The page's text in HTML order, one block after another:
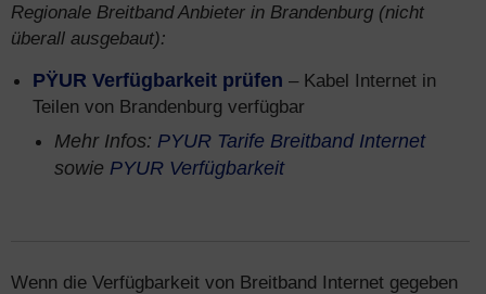
Regionale Breitband Anbieter in Brandenburg (nicht
überall ausgebaut):
PŸUR Verfügbarkeit prüfen – Kabel Internet in
Teilen von Brandenburg verfügbar
Mehr Infos: PYUR Tarife Breitband Internet
sowie PYUR Verfügbarkeit
Wenn die Verfügbarkeit von Breitband Internet gegeben